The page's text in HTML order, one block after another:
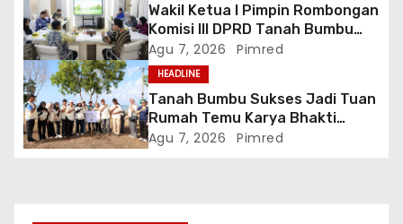
Wakil Ketua I Pimpin Rombongan
Komisi III DPRD Tanah Bumbu
Perjuangkan Lima Infrastruktur
Strategis
Agu 7, 2026 Pimred
HEADLINE
Tanah Bumbu Sukses Jadi Tuan
Rumah Temu Karya Bhakti
Sosial PSM Ke-23 Kalimantan
Agu 7, 2026 Pimred